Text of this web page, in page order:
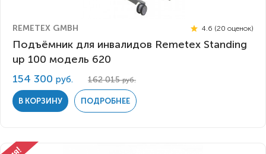
REMETEX GMBH 4.6 (20 оценок)
Подъёмник для инвалидов Remetex Standing
up 100 модель 620
154 300 руб. 162 015руб.
В КОРЗИНУ ПОДРОБНЕЕ